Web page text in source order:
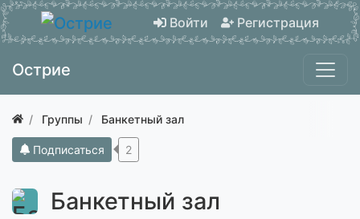
Войти Регистрация
Острие
Группы Банкетный зал
Подписаться 2
Банкетный зал